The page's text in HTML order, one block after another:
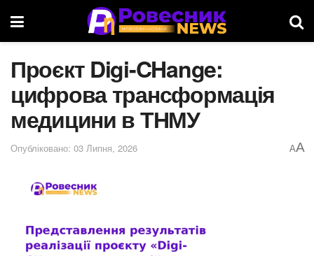
Проєкт Digi-CHange:
цифрова трансформація
медицини в ТНМУ
Опубліковано: 03 Липня, 2026 AA